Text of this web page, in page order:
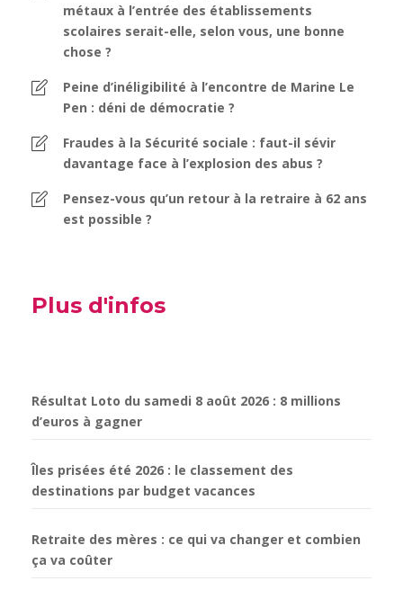
métaux à l’entrée des établissements
scolaires serait-elle, selon vous, une bonne
chose ?
Peine d’inéligibilité à l’encontre de Marine Le
Pen : déni de démocratie ?
Fraudes à la Sécurité sociale : faut-il sévir
davantage face à l’explosion des abus ?
Pensez-vous qu’un retour à la retraire à 62 ans
est possible ?
Plus d'infos
Résultat Loto du samedi 8 août 2026 : 8 millions
d’euros à gagner
Îles prisées été 2026 : le classement des
destinations par budget vacances
Retraite des mères : ce qui va changer et combien
ça va coûter